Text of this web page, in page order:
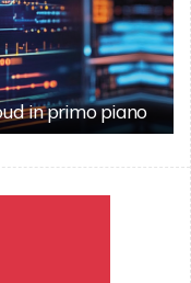
in primo piano